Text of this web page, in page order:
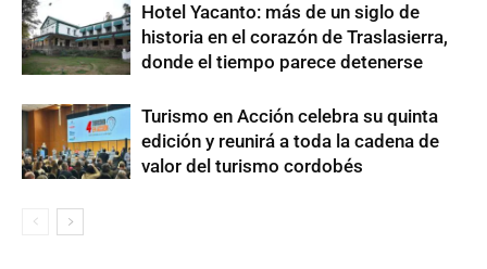
Hotel Yacanto: más de un siglo de
historia en el corazón de Traslasierra,
donde el tiempo parece detenerse
Turismo en Acción celebra su quinta
edición y reunirá a toda la cadena de
valor del turismo cordobés